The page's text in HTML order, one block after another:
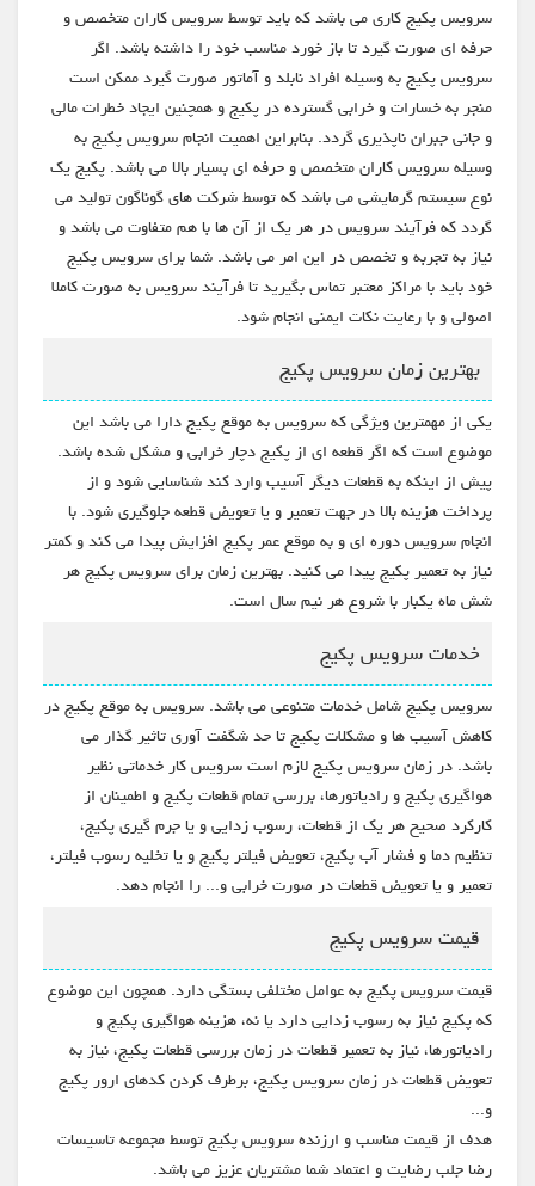
سرویس پکیج کاری می باشد که باید توسط سرویس کاران متخصص و
حرفه ای صورت گیرد تا باز خورد مناسب خود را داشته باشد. اگر
سرویس پکیج به وسیله افراد نابلد و آماتور صورت گیرد ممکن است
منجر به خسارات و خرابی گسترده در پکیج و همچنین ایجاد خطرات مالی
و جانی جبران ناپذیری گردد. بنابراین اهمیت انجام سرویس پکیج به
وسیله سرویس کاران متخصص و حرفه ای بسیار بالا می باشد. پکیج یک
نوع سیستم گرمایشی می باشد که توسط شرکت های گوناگون تولید می
گردد که فرآیند سرویس در هر یک از آن ها با هم متفاوت می باشد و
نیاز به تجربه و تخصص در این امر می باشد. شما برای سرویس پکیج
خود باید با مراکز معتبر تماس بگیرید تا فرآیند سرویس به صورت کاملا
اصولی و با رعایت نکات ایمنی انجام شود.
بهترین زمان سرویس پکیج
یکی از مهمترین ویژگی که سرویس به موقع پکیج دارا می باشد این
موضوع است که اگر قطعه ای از پکیج دچار خرابی و مشکل شده باشد.
پیش از اینکه به قطعات دیگر آسیب وارد کند شناسایی شود و از
پرداخت هزینه بالا در جهت تعمیر و یا تعویض قطعه جلوگیری شود. با
انجام سرویس دوره ای و به موقع عمر پکیج افزایش پیدا می کند و کمتر
نیاز به تعمیر پکیج پیدا می کنید. بهترین زمان برای سرویس پکیج هر
شش ماه یکبار با شروع هر نیم سال است.
خدمات سرویس پکیج
سرویس پکیج شامل خدمات متنوعی می باشد. سرویس به موقع پکیج در
کاهش آسیب ها و مشکلات پکیج تا حد شگفت آوری تاثیر گذار می
باشد. در زمان سرویس پکیج لازم است سرویس کار خدماتی نظیر
هواگیری پکیج و رادیاتورها، بررسی تمام قطعات پکیج و اطمینان از
کارکرد صحیح هر یک از قطعات، رسوب زدایی و یا جرم گیری پکیج،
تنظیم دما و فشار آب پکیج، تعویض فیلتر پکیج و یا تخلیه رسوب فیلتر،
تعمیر و یا تعویض قطعات در صورت خرابی و... را انجام دهد.
قیمت سرویس پکیج
قیمت سرویس پکیج به عوامل مختلفی بستگی دارد. همچون این موضوع
که پکیج نیاز به رسوب زدایی دارد یا نه، هزینه هواگیری پکیج و
رادیاتورها، نیاز به تعمیر قطعات در زمان بررسی قطعات پکیج، نیاز به
تعویض قطعات در زمان سرویس پکیج، برطرف کردن کدهای ارور پکیج
و...
هدف از قیمت مناسب و ارزنده سرویس پکیج توسط مجموعه تاسیسات
رضا جلب رضایت و اعتماد شما مشتریان عزیز می باشد.